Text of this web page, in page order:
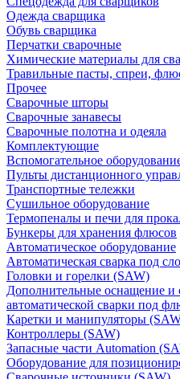
Одежда сварщика
Обувь сварщика
Перчатки сварочные
Химические материалы для
Травильные пасты, спреи,
Прочее
Сварочные шторы
Сварочные занавесы
Сварочные полотна и одеяла
Комплектующие
Вспомогательное
Пульты дистанционного
Транспортные тележки
Сушильное оборудование
Термопеналы и печи для
Бункеры для хранения флюсов
Автоматическое оборудование
Автоматическая сварка под
Головки и горелки (SAW)
Дополнительные оснащение и
автоматической сварки под
Каретки и манипуляторы
Контроллеры (SAW)
Запасные части Automation
Оборудование для